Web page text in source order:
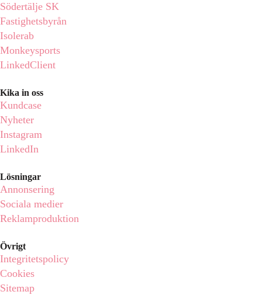
Södertälje SK
Fastighetsbyrån
Isolerab
Monkeysports
LinkedClient
Kika in oss
Kundcase
Nyheter
Instagram
LinkedIn
Lösningar
Annonsering
Sociala medier
Reklamproduktion
Övrigt
Integritetspolicy
Cookies
Sitemap